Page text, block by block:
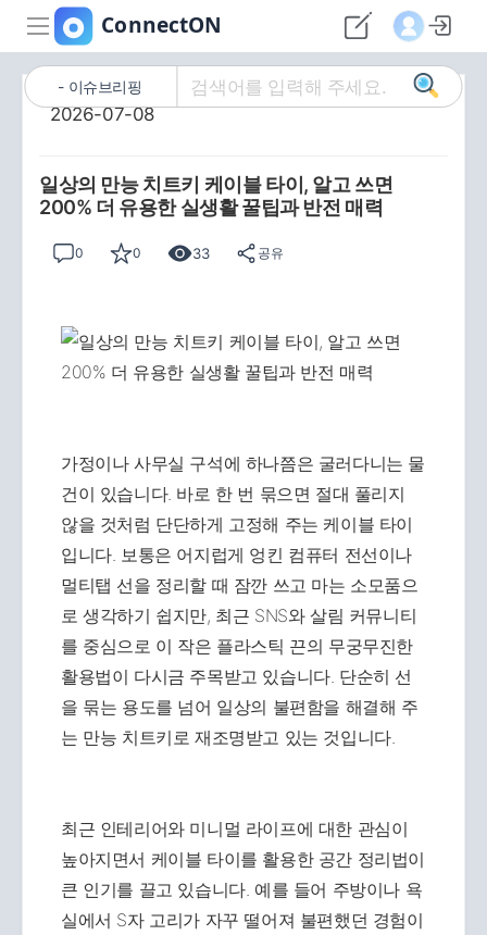
이슈브리핑
2026-07-08
일상의 만능 치트키 케이블 타이, 알고 쓰면
200% 더 유용한 실생활 꿀팁과 반전 매력
0 0 33 공유
가정이나 사무실 구석에 하나쯤은 굴러다니는 물
건이 있습니다. 바로 한 번 묶으면 절대 풀리지
않을 것처럼 단단하게 고정해 주는 케이블 타이
입니다. 보통은 어지럽게 엉킨 컴퓨터 전선이나
멀티탭 선을 정리할 때 잠깐 쓰고 마는 소모품으
로 생각하기 쉽지만, 최근 SNS와 살림 커뮤니티
를 중심으로 이 작은 플라스틱 끈의 무궁무진한
활용법이 다시금 주목받고 있습니다. 단순히 선
을 묶는 용도를 넘어 일상의 불편함을 해결해 주
는 만능 치트키로 재조명받고 있는 것입니다.
최근 인테리어와 미니멀 라이프에 대한 관심이
높아지면서 케이블 타이를 활용한 공간 정리법이
큰 인기를 끌고 있습니다. 예를 들어 주방이나 욕
실에서 S자 고리가 자꾸 떨어져 불편했던 경험이